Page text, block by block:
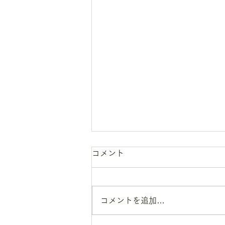
コメント
コメントを追加…